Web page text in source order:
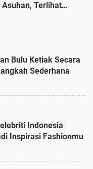
Terlihat
Cokelat
Bulu Ketiak Secara
Sederhana
Indonesia
Inspirasi Fashionmu